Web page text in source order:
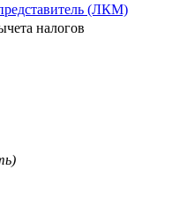
(ЛКМ)
налогов